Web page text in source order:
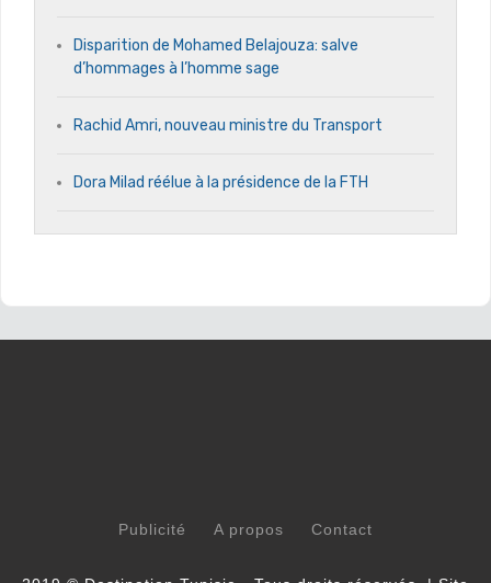
Disparition de Mohamed Belajouza: salve
d’hommages à l’homme sage
Rachid Amri, nouveau ministre du Transport
Dora Milad réélue à la présidence de la FTH
Publicité A propos Contact